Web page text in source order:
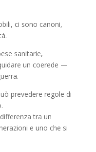
ci sono canoni,
sanitarie,
un coerede —
prevedere regole di
tra un
e uno che si